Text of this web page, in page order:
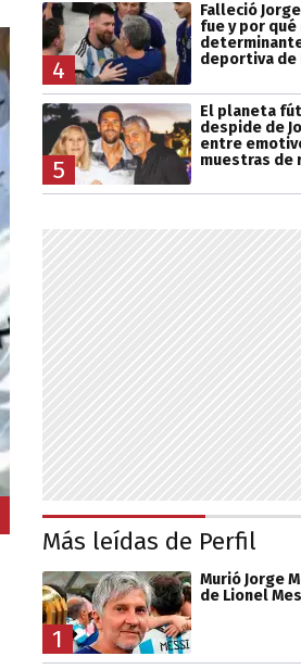
4
Falleció
fue y por
deportiva de
5
El planeta
despide de
entre
muestras de
Más leídas de Perfil
1
Murió Jorge
de Lionel